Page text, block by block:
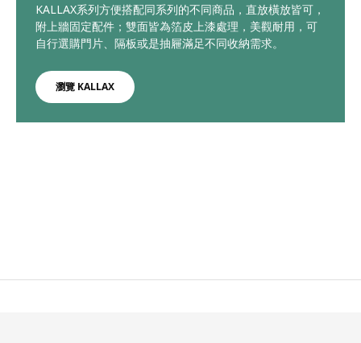
KALLAX系列方便搭配同系列的不同商品，直放橫放皆可，
附上牆固定配件；雙面皆為箔皮上漆處理，美觀耐用，可
自行選購門片、隔板或是抽屜滿足不同收納需求。
瀏覽 KALLAX